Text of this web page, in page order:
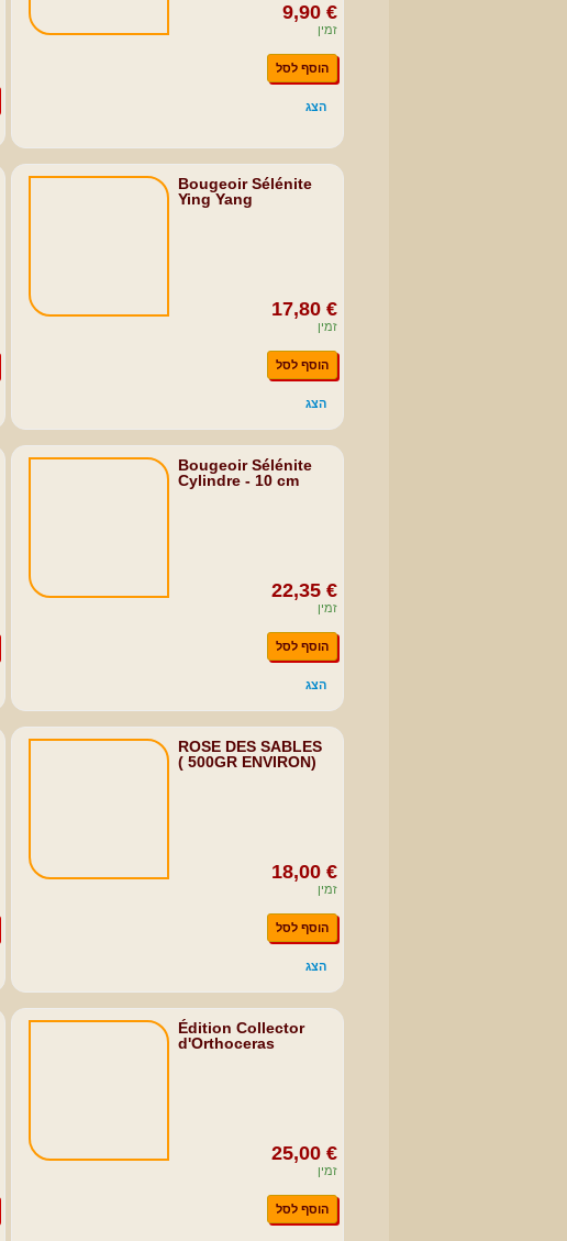
9,90 €
זמין
הוסף לסל
הצג
Bougeoir Sélénite
Ying Yang
17,80 €
זמין
הוסף לסל
הצג
Bougeoir Sélénite
Cylindre - 10 cm
22,35 €
זמין
הוסף לסל
הצג
ROSE DES SABLES
( 500GR ENVIRON)
18,00 €
זמין
הוסף לסל
הצג
Édition Collector
d'Orthoceras
25,00 €
זמין
הוסף לסל